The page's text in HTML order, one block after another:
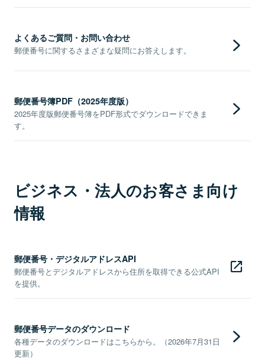
よくあるご質問・お問い合わせ
郵便番号に関するさまざまな疑問にお答えします。
郵便番号簿PDF（2025年度版）
2025年度版郵便番号簿をPDF形式でダウンロードできま
す。
ビジネス・法人のお客さま向け
情報
郵便番号・デジタルアドレスAPI
郵便番号とデジタルアドレスから住所を取得できる公式API
を提供。
郵便番号データのダウンロード
各種データのダウンロードはこちらから。（2026年7月31日
更新）